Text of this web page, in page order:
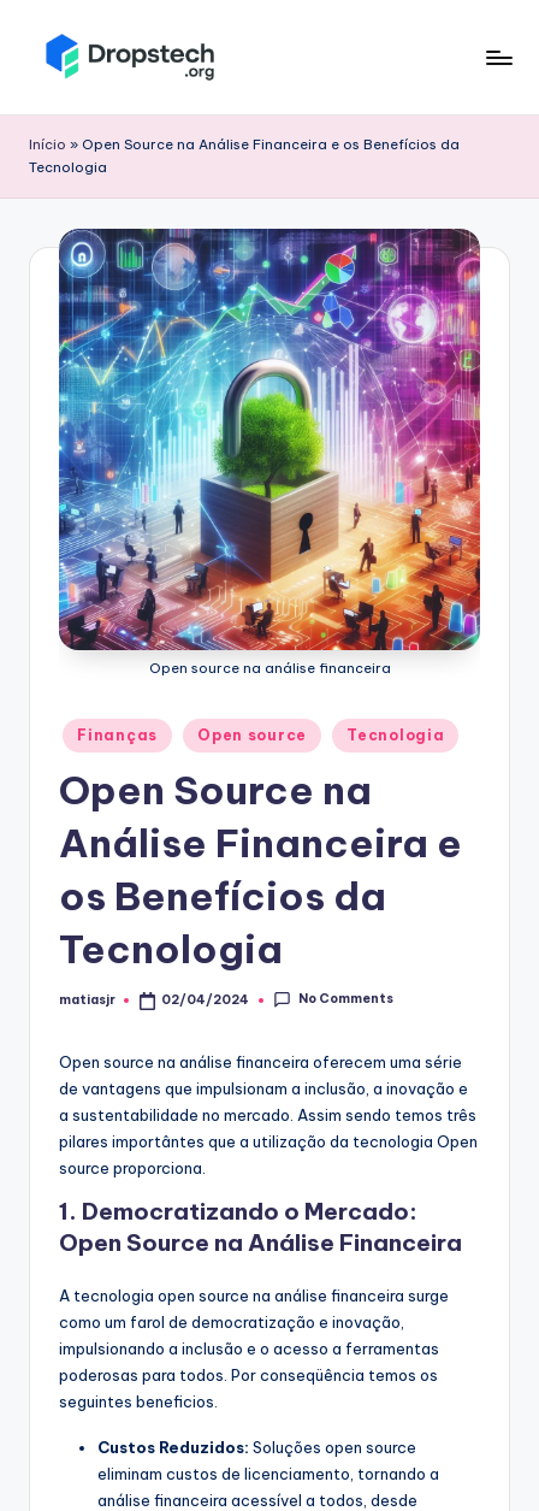
r
o
o
tecnologia,
finanças,
mercado
financeiro,
estatistica.
Início » Open Source na Análise Financeira e os Benefícios da
Tecnologia
Open source na análise financeira
Posted
in
Finanças Open source Tecnologia
Open Source na
Análise Financeira e
os Benefícios da
Tecnologia
Posted
matiasjr 02/04/2024 No Comments
Open source na análise financeira oferecem uma série
de vantagens que impulsionam a inclusão, a inovação e
a sustentabilidade no mercado. Assim sendo temos três
pilares importântes que a utilização da tecnologia Open
source proporciona.
1. Democratizando o Mercado:
Open Source na Análise Financeira
A tecnologia open source na análise financeira surge
como um farol de democratização e inovação,
impulsionando a inclusão e o acesso a ferramentas
poderosas para todos. Por conseqüência temos os
seguintes beneficios.
Custos Reduzidos: Soluções open source
eliminam custos de licenciamento, tornando a
análise financeira acessível a todos, desde